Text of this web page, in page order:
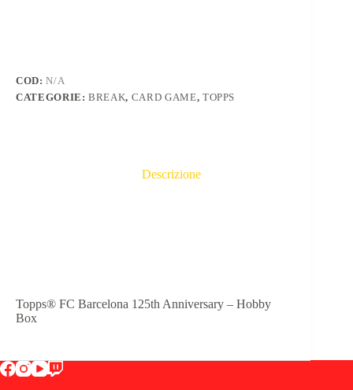
COD:N/A
CATEGORIE:BREAK, CARD GAME, TOPPS
Descrizione
Topps® FC Barcelona 125th Anniversary – Hobby
Box